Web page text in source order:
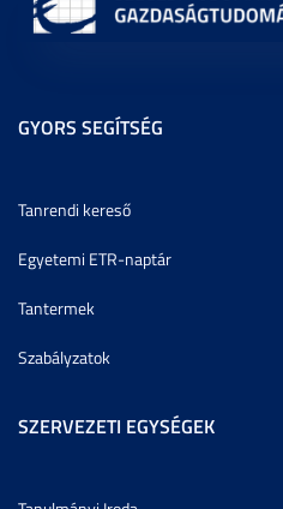
GYORS SEGÍTSÉG
Tanrendi kereső
Egyetemi ETR-naptár
Tantermek
Szabályzatok
SZERVEZETI EGYSÉGEK